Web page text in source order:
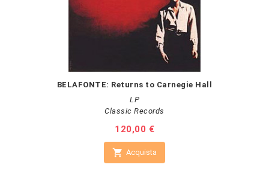
BELAFONTE: Returns to Carnegie Hall
LP
Classic Records
Prezzo
120,00 €
 Acquista